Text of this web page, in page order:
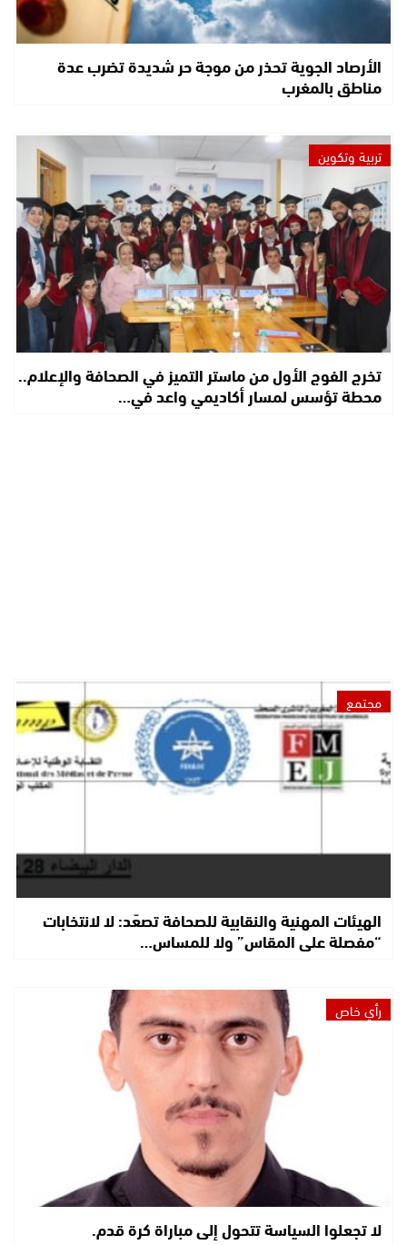
الأرصاد الجوية تحذر من موجة حر شديدة تضرب عدة
مناطق بالمغرب
تربية وتكوين
تخرج الفوج الأول من ماستر التميز في الصحافة والإعلام..
محطة تؤسس لمسار أكاديمي واعد في…
مجتمع
الهيئات المهنية والنقابية للصحافة تصعّد: لا لانتخابات
“مفصلة على المقاس” ولا للمساس…
رأي خاص
لا تجعلوا السياسة تتحول إلى مباراة كرة قدم.